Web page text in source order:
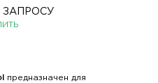
ЗАПРОСУ
предназначен для